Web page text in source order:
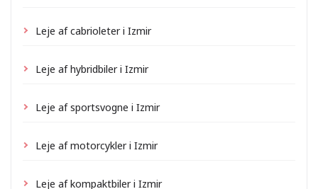
Leje af cabrioleter i Izmir
Leje af hybridbiler i Izmir
Leje af sportsvogne i Izmir
Leje af motorcykler i Izmir
Leje af kompaktbiler i Izmir